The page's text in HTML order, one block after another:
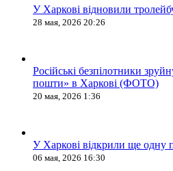
У Харкові відновили
28 мая, 2026 20:26
Російські безпілотники
пошти» в Харкові (ФОТО)
20 мая, 2026 1:36
У Харкові відкрили ще
06 мая, 2026 16:30